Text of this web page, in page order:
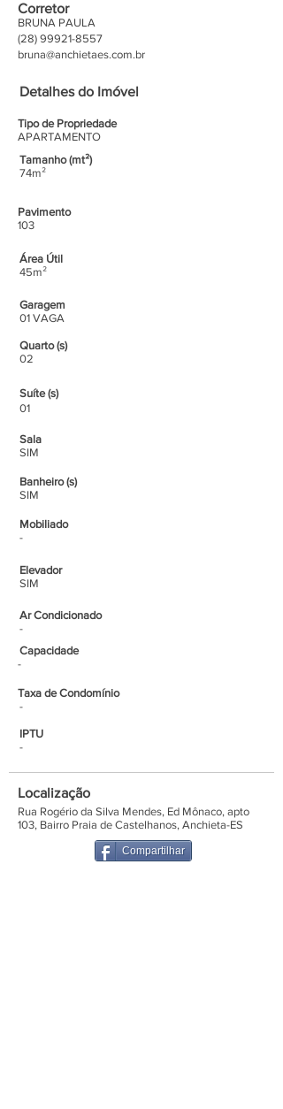
Corretor
BRUNA PAULA
(28) 99921-8557
bruna@anchietaes.com.br
Detalhes do Imóvel
Tipo de Propriedade
APARTAMENTO
Tamanho (mt²)
74m²
Pavimento
103
Área Útil
45m²
Garagem
01 VAGA
Quarto (s)
02
Suíte (s)
01
Sala
SIM
Banheiro (s)
SIM
Mobiliado
-
Elevador
SIM
Ar Condicionado
-
Capacidade
-
Taxa de Condomínio
-
IPTU
-
Localização
Rua Rogério da Silva Mendes, Ed Mônaco, apto
103, Bairro Praia de Castelhanos, Anchieta-ES
Compartilhar